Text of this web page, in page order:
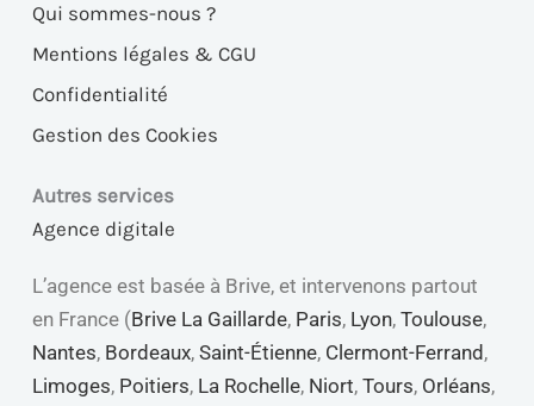
Qui sommes-nous ?
Mentions légales & CGU
Confidentialité
Gestion des Cookies
Autres services
Agence digitale
L’agence est basée à Brive, et intervenons partout
en France (Brive La Gaillarde, Paris, Lyon, Toulouse,
Nantes, Bordeaux, Saint-Étienne, Clermont-Ferrand ,
Limoges, Poitiers, La Rochelle, Niort, Tours, Orléans,